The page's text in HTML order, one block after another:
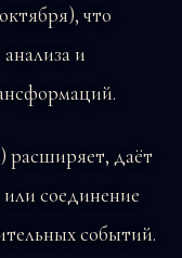
что
и
расширяет, даёт
соединение
событий.